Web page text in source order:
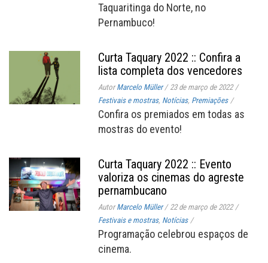
Taquaritinga do Norte, no
Pernambuco!
Curta Taquary 2022 :: Confira a
lista completa dos vencedores
AutorMarcelo Müller / 23 de março de 2022 /
Festivais e mostras, Notícias, Premiações /
Confira os premiados em todas as
mostras do evento!
Curta Taquary 2022 :: Evento
valoriza os cinemas do agreste
pernambucano
AutorMarcelo Müller / 22 de março de 2022 /
Festivais e mostras, Notícias /
Programação celebrou espaços de
cinema.